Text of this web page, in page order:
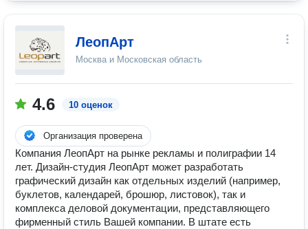
ЛеопАрт
Москва и Московская область
4.6 10 оценок
Организация проверена
Компания ЛеопАрт на рынке рекламы и полиграфии 14
лет. Дизайн-студия ЛеопАрт может разработать
графический дизайн как отдельных изделий (например,
буклетов, календарей, брошюр, листовок), так и
комплекса деловой документации, представляющего
фирменный стиль Вашей компании. В штате есть